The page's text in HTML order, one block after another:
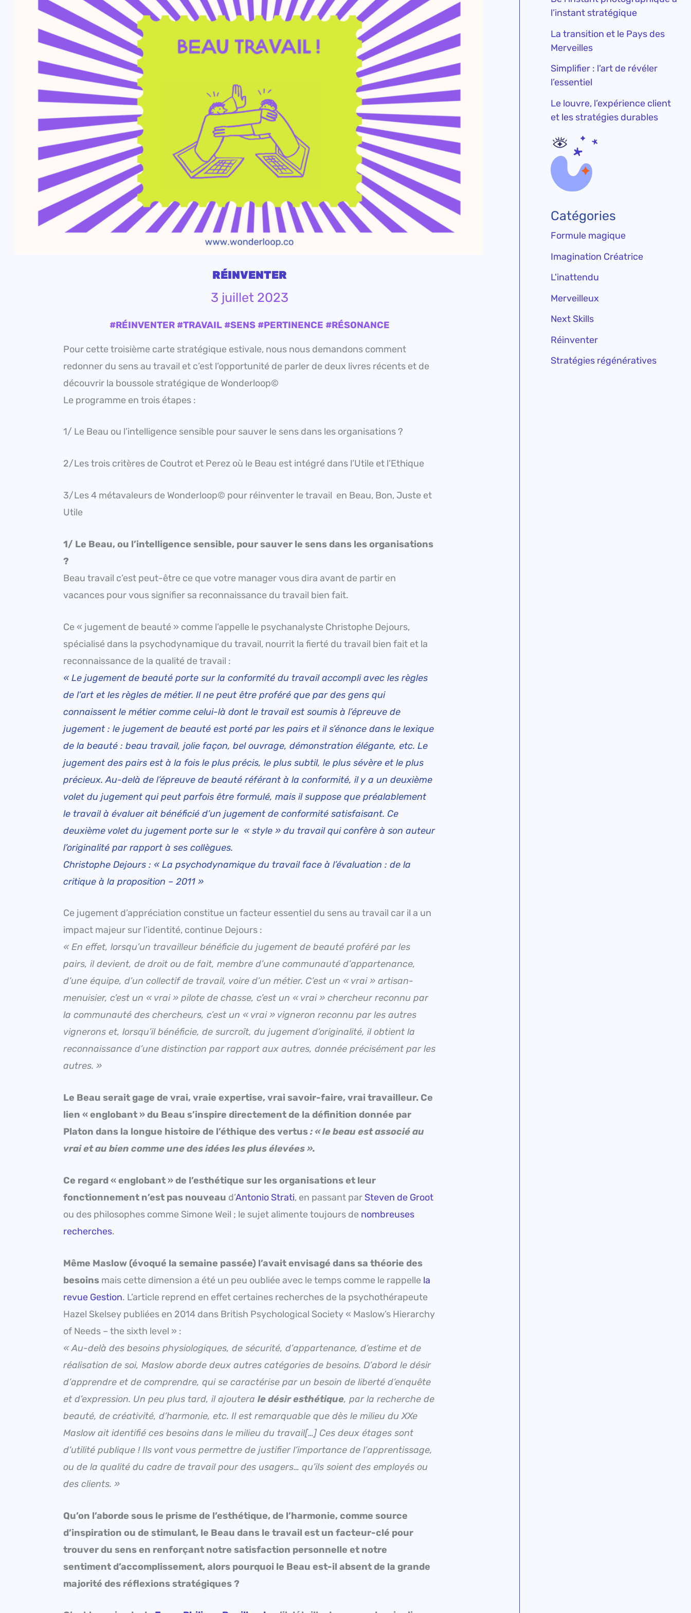
RÉINVENTER
3 juillet 2023
#RÉINVENTER #TRAVAIL #SENS #PERTINENCE #RÉSONANCE
Pour cette troisième carte stratégique estivale, nous nous demandons comment
redonner du sens au travail et c’est l’opportunité de parler de deux livres récents et de
découvrir la boussole stratégique de Wonderloop©
Le programme en trois étapes :
1/ Le Beau ou l’intelligence sensible pour sauver le sens dans les organisations ?
2/Les trois critères de Coutrot et Perez où le Beau est intégré dans l’Utile et l’Ethique
3/Les 4 métavaleurs de Wonderloop© pour réinventer le travail en Beau, Bon, Juste et
Utile
1/ Le Beau, ou l’intelligence sensible, pour sauver le sens dans les organisations
?
Beau travail c’est peut-être ce que votre manager vous dira avant de partir en
vacances pour vous signifier sa reconnaissance du travail bien fait.
Ce « jugement de beauté » comme l’appelle le psychanalyste Christophe Dejours,
spécialisé dans la psychodynamique du travail, nourrit la fierté du travail bien fait et la
reconnaissance de la qualité de travail :
« Le jugement de beauté porte sur la conformité du travail accompli avec les règles
de l’art et les règles de métier. Il ne peut être proféré que par des gens qui
connaissent le métier comme celui-là dont le travail est soumis à l’épreuve de
jugement : le jugement de beauté est porté par les pairs et il s’énonce dans le lexique
de la beauté : beau travail, jolie façon, bel ouvrage, démonstration élégante, etc. Le
jugement des pairs est à la fois le plus précis, le plus subtil, le plus sévère et le plus
précieux. Au-delà de l’épreuve de beauté référant à la conformité, il y a un deuxième
volet du jugement qui peut parfois être formulé, mais il suppose que préalablement
le travail à évaluer ait bénéficié d’un jugement de conformité satisfaisant. Ce
deuxième volet du jugement porte sur le « style » du travail qui confère à son auteur
l’originalité par rapport à ses collègues.
Christophe Dejours : « La psychodynamique du travail face à l’évaluation : de la
critique à la proposition – 2011 »
Ce jugement d’appréciation constitue un facteur essentiel du sens au travail car il a un
impact majeur sur l’identité, continue Dejours :
« En effet, lorsqu’un travailleur bénéficie du jugement de beauté proféré par les
pairs, il devient, de droit ou de fait, membre d’une communauté d’appartenance,
d’une équipe, d’un collectif de travail, voire d’un métier. C’est un « vrai » artisan-
menuisier, c’est un « vrai » pilote de chasse, c’est un « vrai » chercheur reconnu par
la communauté des chercheurs, c’est un « vrai » vigneron reconnu par les autres
vignerons et, lorsqu’il bénéficie, de surcroît, du jugement d’originalité, il obtient la
reconnaissance d’une distinction par rapport aux autres, donnée précisément par les
autres. »
Le Beau serait gage de vrai, vraie expertise, vrai savoir-faire, vrai travailleur. Ce
lien « englobant » du Beau s’inspire directement de la définition donnée par
Platon dans la longue histoire de l’éthique des vertus: «le beau est associé au
vrai et au bien comme une des idées les plus élevées».
Ce regard « englobant » de l’esthétique sur les organisations et leur
fonctionnement n’est pas nouveau d’Antonio Strati, en passant par Steven de Groot
ou des philosophes comme Simone Weil ; le sujet alimente toujours de nombreuses
recherches.
Même Maslow (évoqué la semaine passée) l’avait envisagé dans sa théorie des
besoins mais cette dimension a été un peu oubliée avec le temps comme le rappelle la
revue Gestion. L’article reprend en effet certaines recherches de la psychothérapeute
Hazel Skelsey publiées en 2014 dans British Psychological Society « Maslow’s Hierarchy
of Needs – the sixth level » :
« Au-delà des besoins physiologiques, de sécurité, d’appartenance, d’estime et de
réalisation de soi, Maslow aborde deux autres catégories de besoins. D’abord le désir
d’apprendre et de comprendre, qui se caractérise par un besoin de liberté d’enquête
et d’expression. Un peu plus tard, il ajoutera le désir esthétique, par la recherche de
beauté, de créativité, d’harmonie, etc. Il est remarquable que dès le milieu du XXe
Maslow ait identifié ces besoins dans le milieu du travail[…] Ces deux étages sont
d’utilité publique ! Ils vont vous permettre de justifier l’importance de l’apprentissage,
ou de la qualité du cadre de travail pour des usagers… qu’ils soient des employés ou
des clients. »
Qu’on l’aborde sous le prisme de l’esthétique, de l’harmonie, comme source
d’inspiration ou de stimulant, le Beau dans le travail est un facteur-clé pour
trouver du sens en renforçant notre satisfaction personnelle et notre
sentiment d’accomplissement, alors pourquoi le Beau est-il absent de la grande
majorité des réflexions stratégiques ?
l’instant stratégique
La transition et le Pays des
Merveilles
Simplifier : l’art de révéler
l’essentiel
Le louvre, l’expérience client
et les stratégies durables
Catégories
Formule magique
Imagination Créatrice
L'inattendu
Merveilleux
Next Skills
Réinventer
Stratégies régénératives